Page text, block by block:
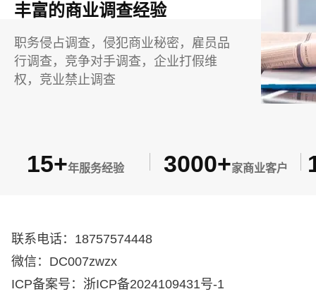
丰富的商业调查经验
职务侵占调查，侵犯商业秘密，雇员品
行调查，竞争对手调查，企业打假维
权，竞业禁止调查
15+年服务经验 3000+家商业客户
联系电话：18757574448
微信：DC007zwzx
ICP备案号：浙ICP备2024109431号-1